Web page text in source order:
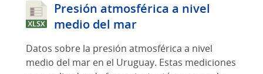
Presión atmosférica a nivel
medio del mar
Datos sobre la presión atmosférica a nivel
medio del mar en el Uruguay. Estas mediciones